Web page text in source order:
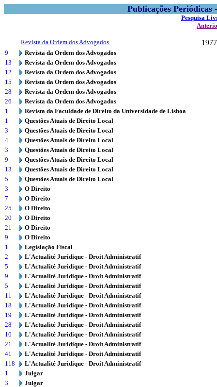
Publicações
Pesquisa
Revista da Ordem dos Advogados 1977
9
Revista da Ordem dos Advogados
13
Revista da Ordem dos Advogados
12
Revista da Ordem dos Advogados
15
Revista da Ordem dos Advogados
28
Revista da Ordem dos Advogados
26
Revista da Ordem dos Advogados
1
Revista da Faculdade de Direito da Universidade de Lisboa
1
Questões Atuais de Direito Local
3
Questões Atuais de Direito Local
4
Questões Atuais de Direito Local
3
Questões Atuais de Direito Local
9
Questões Atuais de Direito Local
13
Questões Atuais de Direito Local
5
Questões Atuais de Direito Local
3
O Direito
7
O Direito
25
O Direito
20
O Direito
21
O Direito
9
O Direito
1
Legislação Fiscal
2
L'Actualité Juridique - Droit Administratif
5
L'Actualité Juridique - Droit Administratif
9
L'Actualité Juridique - Droit Administratif
5
L'Actualité Juridique - Droit Administratif
11
L'Actualité Juridique - Droit Administratif
18
L'Actualité Juridique - Droit Administratif
19
L'Actualité Juridique - Droit Administratif
28
L'Actualité Juridique - Droit Administratif
16
L'Actualité Juridique - Droit Administratif
21
L'Actualité Juridique - Droit Administratif
41
L'Actualité Juridique - Droit Administratif
118
L'Actualité Juridique - Droit Administratif
1
Julgar
3
Julgar